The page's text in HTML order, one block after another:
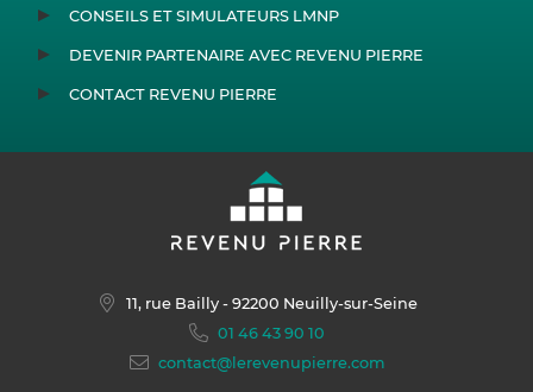
CONSEILS ET SIMULATEURS LMNP
DEVENIR PARTENAIRE AVEC REVENU PIERRE
CONTACT REVENU PIERRE
11, rue Bailly- 92200 Neuilly-sur-Seine
01 46 43 90 10
contact@lerevenupierre.com